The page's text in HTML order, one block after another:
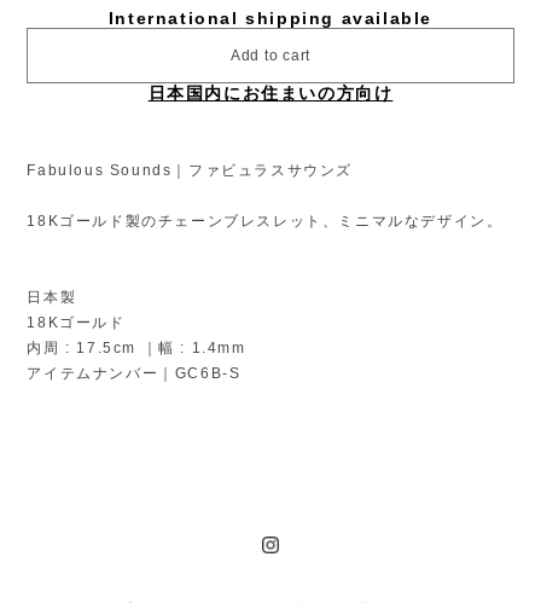
International shipping available
Add to cart
日本国内にお住まいの方向け
Fabulous Sounds｜ファビュラスサウンズ
18Kゴールド製のチェーンブレスレット、ミニマルなデザイン。
日本製
18Kゴールド
内周 : 17.5cm ｜幅 : 1.4mm
アイテムナンバー｜GC6B-S